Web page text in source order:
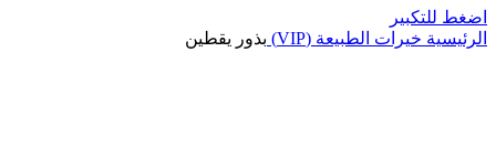
اضغط للتكبير
الرئيسية خيرات الطبيعة (VIP) بذور يقطين